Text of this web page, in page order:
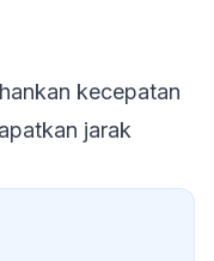
kecepatan
jarak